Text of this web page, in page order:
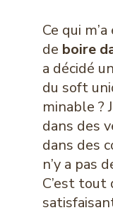
Ce qui
de boire
a décidé
du soft
minable ?
dans des
dans des
n’y a pas
C’est tout